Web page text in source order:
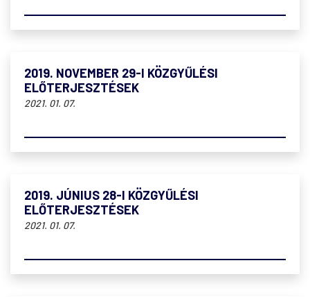
2019. NOVEMBER 29-I KÖZGYŰLÉSI
ELŐTERJESZTÉSEK
2021. 01. 07.
2019. JÚNIUS 28-I KÖZGYŰLÉSI
ELŐTERJESZTÉSEK
2021. 01. 07.